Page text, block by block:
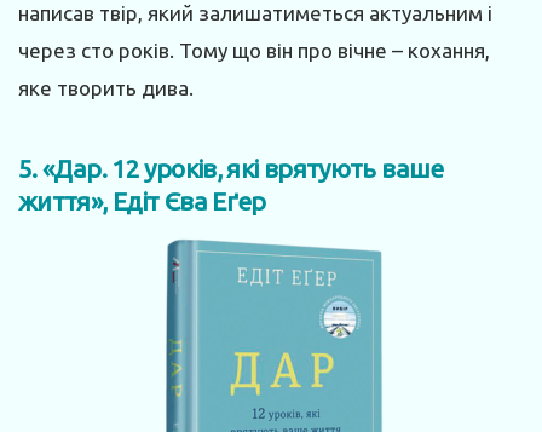
написав твір, який залишатиметься актуальним і
через сто років. Тому що він про вічне – кохання,
яке творить дива.
5. «Дар. 12 уроків, які врятують ваше
життя», Едіт Єва Еґер